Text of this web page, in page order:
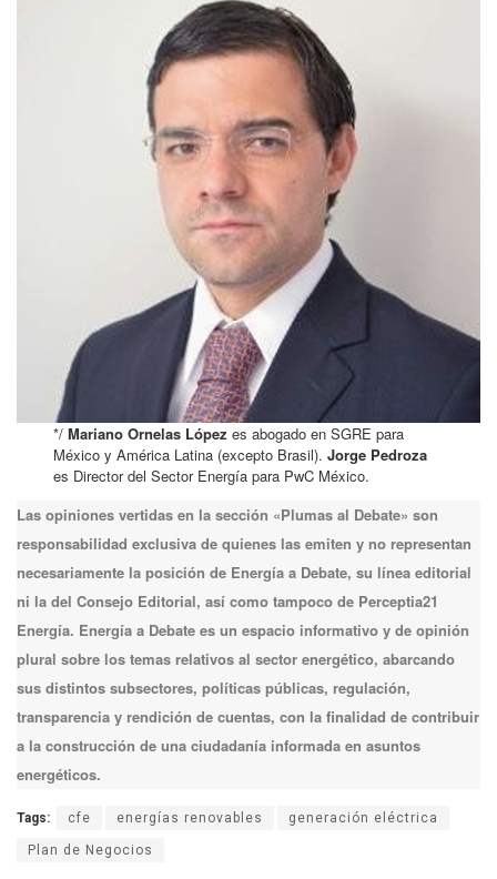
*/Mariano Ornelas Lópezes abogado en SGRE para
México y América Latina (excepto Brasil).Jorge Pedroza
es Director del Sector Energía para PwC México.
Las opiniones vertidas en la sección «Plumas al Debate» son
responsabilidad exclusiva de quienes las emiten y no representan
necesariamente la posición de Energía a Debate, su línea editorial
ni la del Consejo Editorial, así como tampoco de Perceptia21
Energía. Energía a Debate es un espacio informativo y de opinión
plural sobre los temas relativos al sector energético, abarcando
sus distintos subsectores, políticas públicas, regulación,
transparencia y rendición de cuentas, con la finalidad de contribuir
a la construcción de una ciudadanía informada en asuntos
energéticos.
Tags: cfe energías renovables generación eléctrica
Plan de Negocios